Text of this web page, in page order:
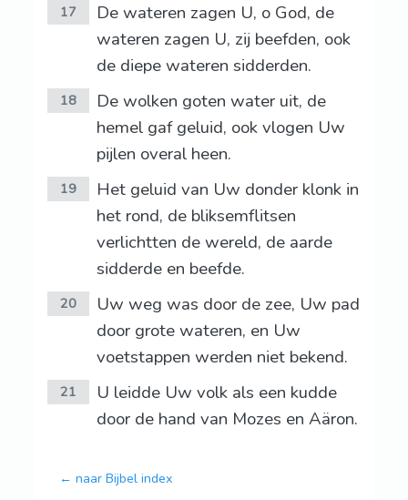
17
De wateren zagen U, o God, de
wateren zagen U, zij beefden, ook
de diepe wateren sidderden.
18
De wolken goten water uit, de
hemel gaf geluid, ook vlogen Uw
pijlen overal heen.
19
Het geluid van Uw donder klonk in
het rond, de bliksemflitsen
verlichtten de wereld, de aarde
sidderde en beefde.
20
Uw weg was door de zee, Uw pad
door grote wateren, en Uw
voetstappen werden niet bekend.
21
U leidde Uw volk als een kudde
door de hand van Mozes en Aäron.
← naar Bijbel index